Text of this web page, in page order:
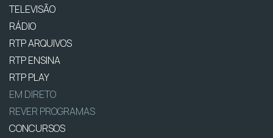
TELEVISÃO
RÁDIO
RTP ARQUIVOS
RTP ENSINA
RTP PLAY
EM DIRETO
REVER PROGRAMAS
CONCURSOS